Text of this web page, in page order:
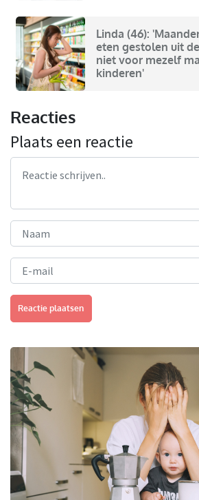
Linda (46):
eten gestolen uit
niet voor mezelf
kinderen'
Reacties
Plaats een reactie
Reactie plaatsen